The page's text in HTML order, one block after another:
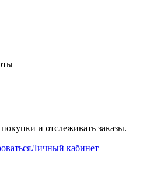
и отслеживать заказы.
Личный кабинет